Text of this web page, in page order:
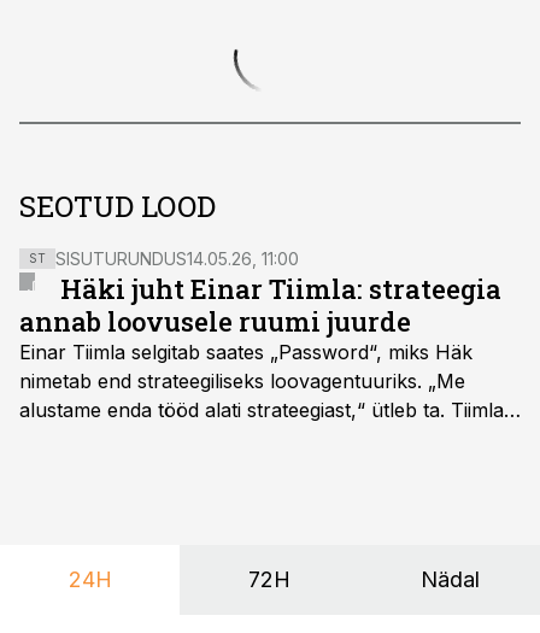
SEOTUD LOOD
ST SISUTURUNDUS14.05.26, 11:00
Häki juht Einar Tiimla: strateegia
annab loovusele ruumi juurde
Einar Tiimla selgitab saates „Password“, miks Häk
nimetab end strateegiliseks loovagentuuriks. „Me
alustame enda tööd alati strateegiast,“ ütleb ta. Tiimla
24H 72H Nädal